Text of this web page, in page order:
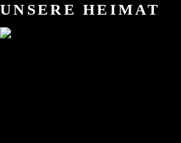
UNSERE HEIMAT